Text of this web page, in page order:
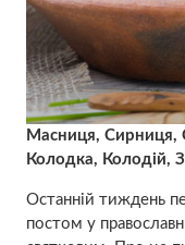
Масниця, Сирниця,
Колодка, Колодій,
Останній тиждень
постом у